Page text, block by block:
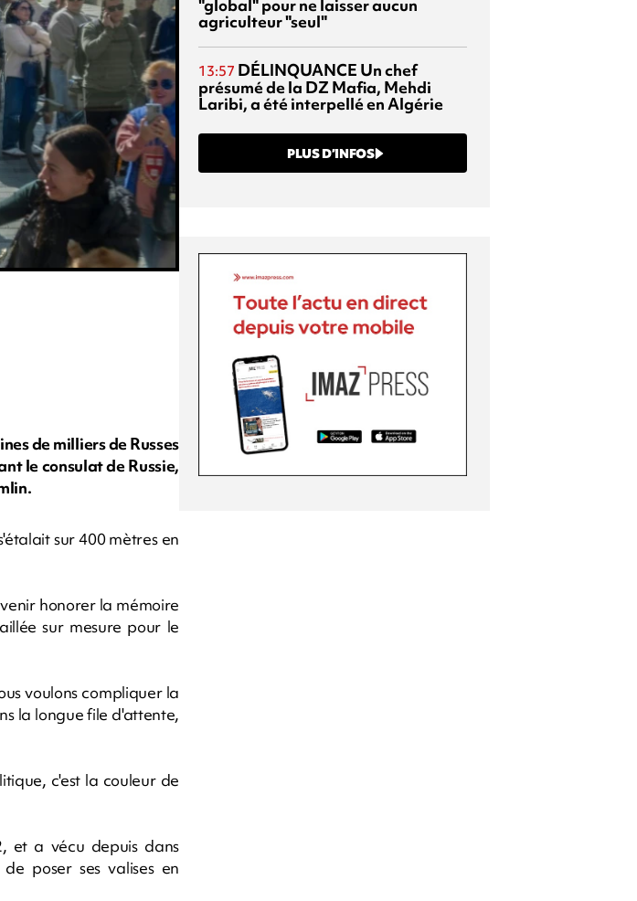
de milliers de Russes
le consulat de Russie,
sur 400 mètres en
honorer la mémoire
sur mesure pour le
voulons compliquer la
la longue file d'attente,
c'est la couleur de
et a vécu depuis dans
poser ses valises en
"global" pour ne laisser aucun
agriculteur "seul"
13:57 DÉLINQUANCE Un chef
présumé de la DZ Mafia, Mehdi
Laribi, a été interpellé en Algérie
PLUS D’INFOS